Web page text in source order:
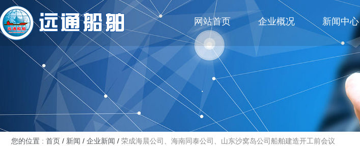
网站首页 企业概况 新闻中心
您的位置 : 首页 / 新闻 / 企业新闻 / 荣成海晨公司、海南同泰公司、山东沙窝岛公司船舶建造开工前会议